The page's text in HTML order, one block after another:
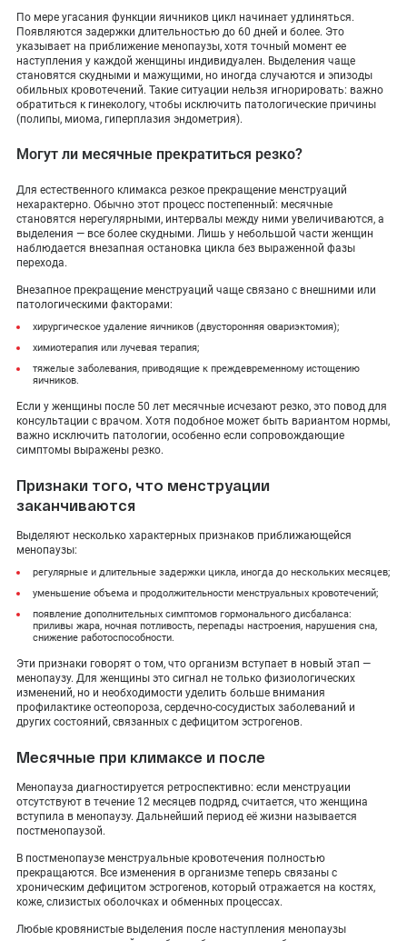
По мере угасания функции яичников цикл начинает удлиняться.
Появляются задержки длительностью до 60 дней и более. Это
указывает на приближение менопаузы, хотя точный момент ее
наступления у каждой женщины индивидуален. Выделения чаще
становятся скудными и мажущими, но иногда случаются и эпизоды
обильных кровотечений. Такие ситуации нельзя игнорировать: важно
обратиться к гинекологу, чтобы исключить патологические причины
(полипы, миома, гиперплазия эндометрия).
Могут ли месячные прекратиться резко?
Для естественного климакса резкое прекращение менструаций
нехарактерно. Обычно этот процесс постепенный: месячные
становятся нерегулярными, интервалы между ними увеличиваются, а
выделения — все более скудными. Лишь у небольшой части женщин
наблюдается внезапная остановка цикла без выраженной фазы
перехода.
Внезапное прекращение менструаций чаще связано с внешними или
патологическими факторами:
хирургическое удаление яичников (двусторонняя овариэктомия);
химиотерапия или лучевая терапия;
тяжелые заболевания, приводящие к преждевременному истощению
яичников.
Если у женщины после 50 лет месячные исчезают резко, это повод для
консультации с врачом. Хотя подобное может быть вариантом нормы,
важно исключить патологии, особенно если сопровождающие
симптомы выражены резко.
Признаки того, что менструации
заканчиваются
Выделяют несколько характерных признаков приближающейся
менопаузы:
регулярные и длительные задержки цикла, иногда до нескольких месяцев;
уменьшение объема и продолжительности менструальных кровотечений;
появление дополнительных симптомов гормонального дисбаланса:
приливы жара, ночная потливость, перепады настроения, нарушения сна,
снижение работоспособности.
Эти признаки говорят о том, что организм вступает в новый этап —
менопаузу. Для женщины это сигнал не только физиологических
изменений, но и необходимости уделить больше внимания
профилактике остеопороза, сердечно-сосудистых заболеваний и
других состояний, связанных с дефицитом эстрогенов.
Месячные при климаксе и после
Менопауза диагностируется ретроспективно: если менструации
отсутствуют в течение 12 месяцев подряд, считается, что женщина
вступила в менопаузу. Дальнейший период её жизни называется
постменопаузой.
В постменопаузе менструальные кровотечения полностью
прекращаются. Все изменения в организме теперь связаны с
хроническим дефицитом эстрогенов, который отражается на костях,
коже, слизистых оболочках и обменных процессах.
Любые кровянистые выделения после наступления менопаузы